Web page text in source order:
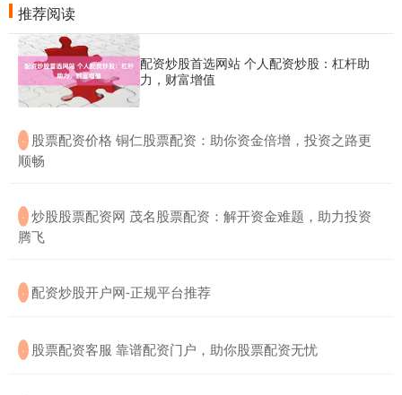
推荐阅读
配资炒股首选网站 个人配资炒股：杠杆助
力，财富增值
· ​股票配资价格 铜仁股票配资：助你资金倍增，投资之路更
顺畅
· ​炒股股票配资网 茂名股票配资：解开资金难题，助力投资
腾飞
· ​配资炒股开户网-正规平台推荐
· ​股票配资客服 靠谱配资门户，助你股票配资无忧